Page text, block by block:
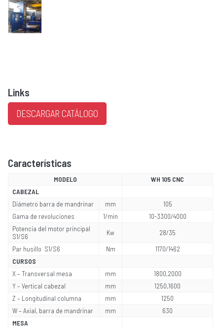
Links
DESCARGAR CATÁLOGO
Características
MODELO
WH 105 CNC
CABEZAL
Diámetro barra de mandrinar
mm
105
Gama de revoluciones
1/min
10-3300/4000
Potencia del motor principal
S1/S6
Kw
28/35
Par husillo S1/S6
Nm
1170/1462
CURSOS
X – Transversal mesa
mm
1800,2000
Y – Vertical cabezal
mm
1250,1600
Z – Longitudinal columna
mm
1250
W – Axial, barra de mandrinar
mm
630
MESA